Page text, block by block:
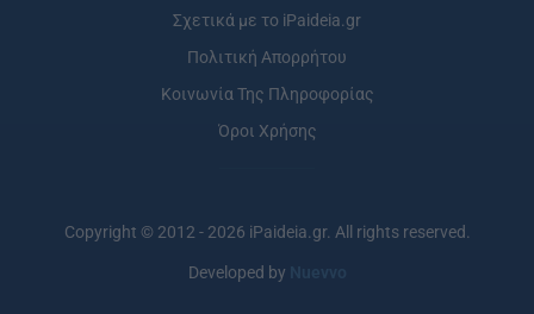
Σχετικά με το iPaideia.gr
Πολιτική Απορρήτου
Κοινωνία Της Πληροφορίας
Όροι Χρήσης
Copyright © 2012 - 2026 iPaideia.gr. All rights reserved.
Developed by